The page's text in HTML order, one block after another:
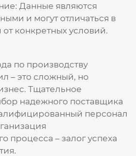
Данные являются
и могут отличаться в
конкретных условий.
по производству
– это сложный, но
Тщательное
надежного поставщика
персонал
процесса – залог успеха